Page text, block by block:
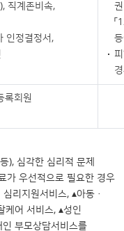
직계존비속,
인정결정서,
록회원
), 심각한 심리적 문제
가 우선적으로 필요한 경우
리지원서비스, ▴아동·
케어 서비스, ▴성인
부모상담서비스를